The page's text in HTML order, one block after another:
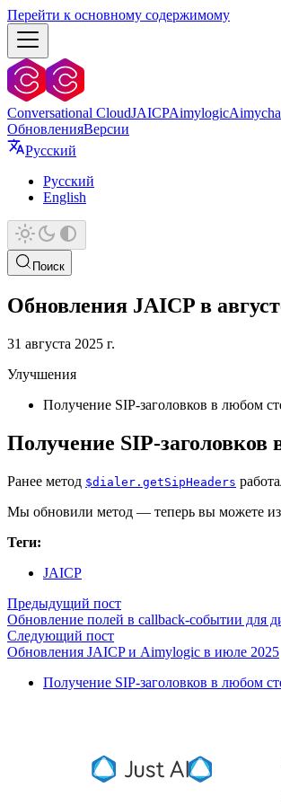
Перейти к основному содержимому
Conversational CloudJAICPAimylogic
ОбновленияВерсии
Русский
Русский
English
Поиск
Обновления JAICP в
31 августа 2025 г.
Улучшения
Получение SIP-заголовков в любом
Получение SIP-заголовков
Ранее метод $dialer.getSipHeaders
Мы обновили метод — теперь вы можете
Теги:
JAICP
Предыдущий пост
Обновление полей в callback-событии для
Следующий пост
Обновления JAICP и Aimylogic в июле 2025
Получение SIP-заголовков в любом